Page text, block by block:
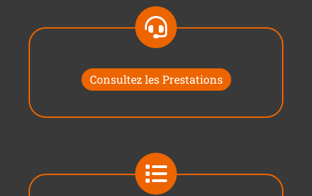
Consultez les Prestations